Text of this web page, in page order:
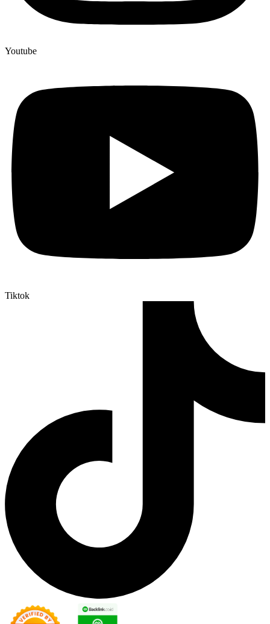
Youtube
Tiktok